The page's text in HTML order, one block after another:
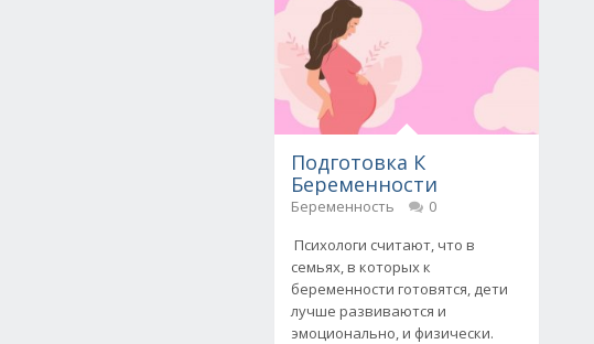
Подготовка К
Беременности
Беременность
0
Психологи считают, что в
семьях, в которых к
беременности готовятся, дети
лучше развиваются и
эмоционально, и физически.